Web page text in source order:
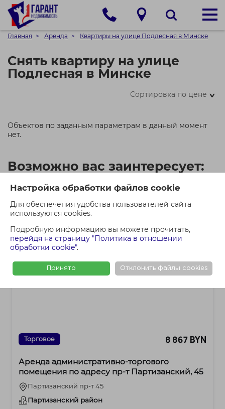
Настройка обработки файлов cookie
Для обеспечения удобства пользователей сайта
используются cookies.
Подробную информацию вы можете прочитать,
перейдя на страницу "Политика в отношении
обработки cookie".
Принято Отклонить файлы cookies
Главная Аренда Квартиры на улице Подлесная в Минске
Снять квартиру на улице
Подлесная в Минске
Сортировка по цене>
Объектов по заданным параметрам в данный момент
нет.
Возможно вас заинтересует:
Торговое 8 867 BYN
Аренда административно-торгового
помещения по адресу пр-т Партизанский, 45
Партизанский пр-т 45
Партизанский район